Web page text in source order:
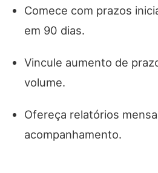
Comece com prazos
em 90 dias.
Vincule aumento de
volume.
Ofereça relatórios
acompanhamento.